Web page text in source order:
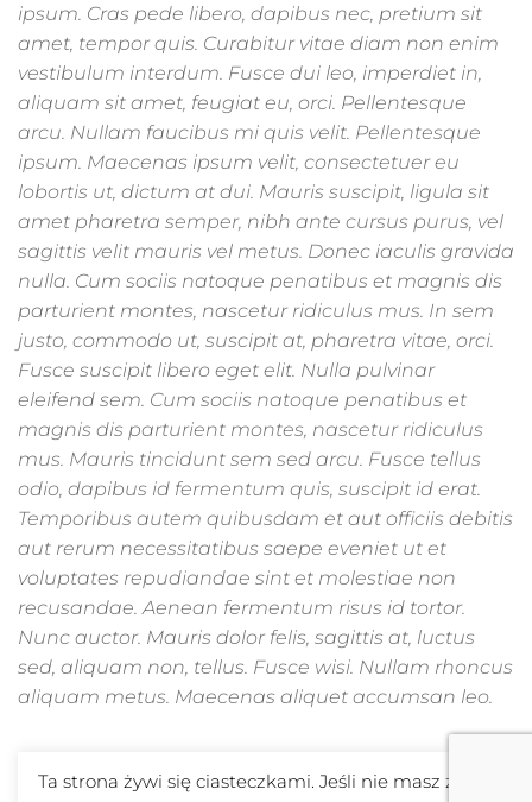
ipsum. Cras pede libero, dapibus nec, pretium sit
amet, tempor quis. Curabitur vitae diam non enim
vestibulum interdum. Fusce dui leo, imperdiet in,
aliquam sit amet, feugiat eu, orci. Pellentesque
arcu. Nullam faucibus mi quis velit. Pellentesque
ipsum. Maecenas ipsum velit, consectetuer eu
lobortis ut, dictum at dui. Mauris suscipit, ligula sit
amet pharetra semper, nibh ante cursus purus, vel
sagittis velit mauris vel metus. Donec iaculis gravida
nulla. Cum sociis natoque penatibus et magnis dis
parturient montes, nascetur ridiculus mus. In sem
justo, commodo ut, suscipit at, pharetra vitae, orci.
Fusce suscipit libero eget elit. Nulla pulvinar
eleifend sem. Cum sociis natoque penatibus et
magnis dis parturient montes, nascetur ridiculus
mus. Mauris tincidunt sem sed arcu. Fusce tellus
odio, dapibus id fermentum quis, suscipit id erat.
Temporibus autem quibusdam et aut officiis debitis
aut rerum necessitatibus saepe eveniet ut et
voluptates repudiandae sint et molestiae non
recusandae. Aenean fermentum risus id tortor.
Nunc auctor. Mauris dolor felis, sagittis at, luctus
sed, aliquam non, tellus. Fusce wisi. Nullam rhoncus
aliquam metus. Maecenas aliquet accumsan leo.
Ta strona żywi się ciasteczkami. Jeśli nie masz z tym